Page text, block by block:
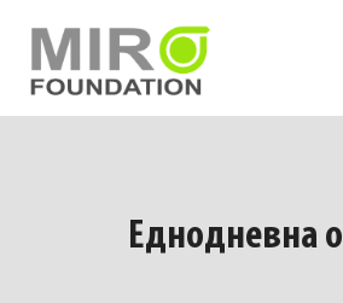
content
Еднодневна